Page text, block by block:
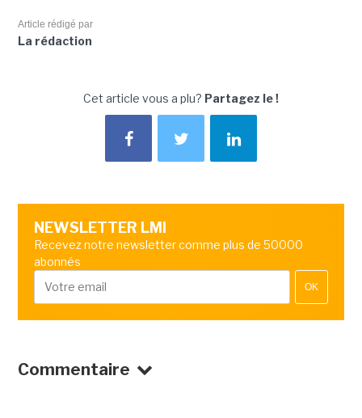
Article rédigé par
La rédaction
Cet article vous a plu? Partagez le !
NEWSLETTER LMI
Recevez notre newsletter comme plus de 50000
abonnés
OK
Commentaire